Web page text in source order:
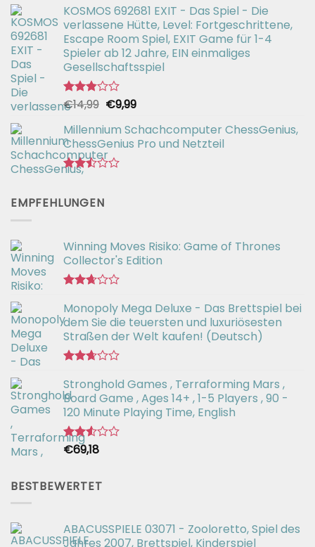
2.51
von 5
war:
€36,99
ist:
€27,63.
KOSMOS 692681 EXIT - Das Spiel - Die
verlassene Hütte, Level: Fortgeschrittene,
Escape Room Spiel, EXIT Game für 1-4
Spieler ab 12 Jahre, EIN einmaliges
Gesellschaftsspiel
Bewertet
mit
2.82
von 5
€14,99 Ursprünglicher
war:
€14,99
€9,99Aktueller
ist:
€9,99.
Millennium Schachcomputer ChessGenius,
ChessGenius Pro und Netzteil
2.44
EMPFEHLUNGEN
Winning Moves Risiko: Game of Thrones
Collector's Edition
mit
2.66
von 5
Monopoly Mega Deluxe - Das Brettspiel bei
dem Sie die teuersten und luxuriösesten
Straßen der Welt kaufen! (Deutsch)
mit
2.64
von 5
Stronghold Games , Terraforming Mars ,
Board Game , Ages 14+ , 1-5 Players , 90 -
120 Minute Playing Time, English
Bewertet
von 5
€69,18
BESTBEWERTET
ABACUSSPIELE 03071 - Zooloretto, Spiel des
Jahres 2007, Brettspiel, Kinderspiel